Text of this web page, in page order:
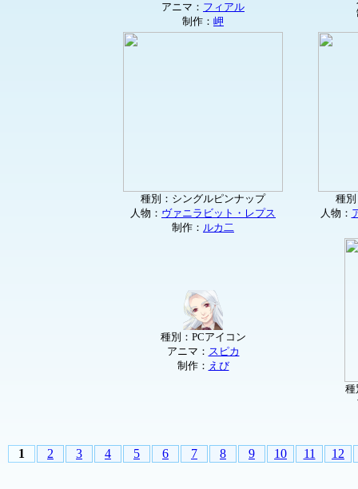
アニマ： フィアル
制作： 岬
種別：シングルピンナップ
人物： ヴァニラビット・レプス
制作： ルカ二
種
人物：
種別：PCアイコン
アニマ： スピカ
制作： えび
種
1 2 3 4 5 6 7 8 9 10 11 12